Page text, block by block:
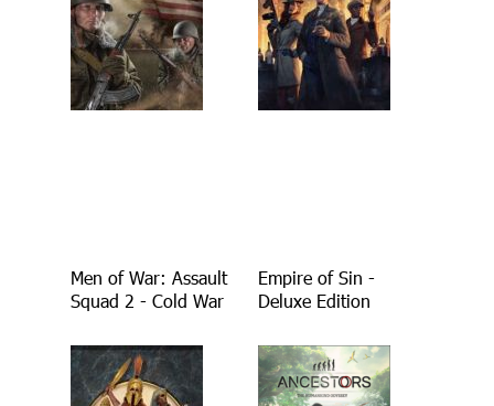
Men of War: Assault
Squad 2 - Cold War
Empire of Sin -
Deluxe Edition